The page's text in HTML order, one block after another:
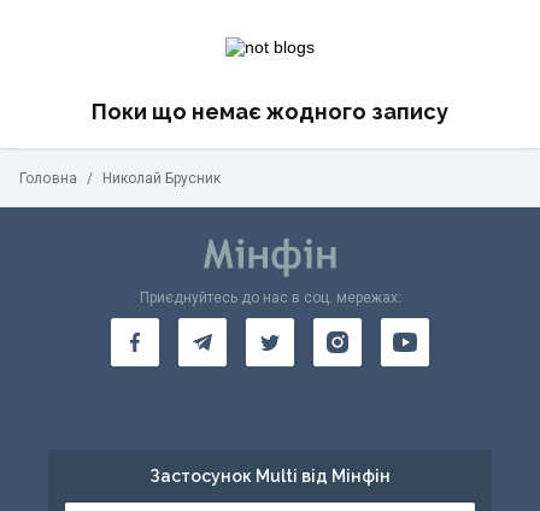
Поки що немає жодного запису
Головна / Николай Брусник
Приєднуйтесь до нас в соц. мережах:
Застосунок Multi від Мінфін